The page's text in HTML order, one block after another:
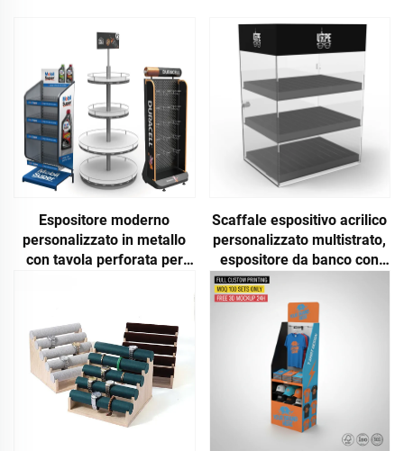
Espositore moderno
personalizzato in metallo
con tavola perforata per
Scaffale espositivo acrilico
personalizzato multistrato,
espositore da banco con
armadietto chiuso a chiave
per negozi al dettaglio